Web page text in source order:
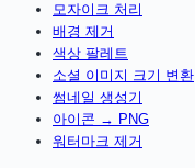
모자이크 처리
배경 제거
색상 팔레트
소셜 이미지 크기 변환
썸네일 생성기
아이콘 → PNG
워터마크 제거